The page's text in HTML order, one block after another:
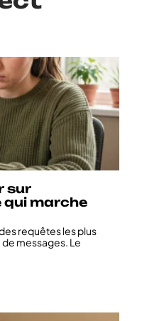
sur
qui marche
requêtes les plus
messages. Le